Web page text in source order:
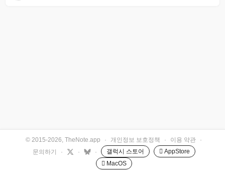
© 2015-2026, TheNote.app · 개인정보 보호정책 · 이용 약관
·
문의하기
· · · 갤럭시 스토어
 AppStore
 MacOS